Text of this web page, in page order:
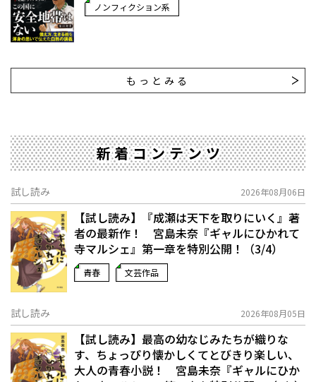
ノンフィクション系
もっとみる
新着コンテンツ
試し読み 2026年08月06日
【試し読み】『成瀬は天下を取りにいく』著
者の最新作！ 宮島未奈『ギャルにひかれて
寺マルシェ』第一章を特別公開！（3/4）
青春 文芸作品
試し読み 2026年08月05日
【試し読み】最高の幼なじみたちが織りな
す、ちょっぴり懐かしくてとびきり楽しい、
大人の青春小説！ 宮島未奈『ギャルにひか